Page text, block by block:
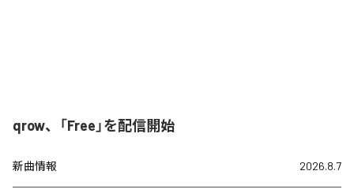
qrow、「Free」を配信開始
新曲情報 2026.8.7